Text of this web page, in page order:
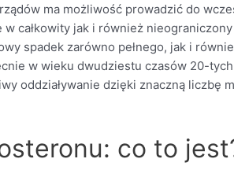
ma możliwość prowadzić do
całkowity jak i również
spadek zarówno pełnego, jak i
w wieku dwudziestu czasów 20-tych
oddziaływanie dzięki znaczną liczbę
co to